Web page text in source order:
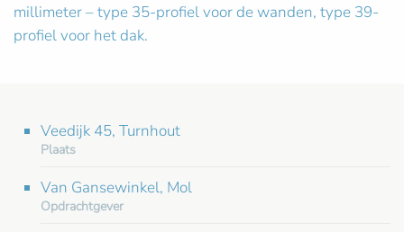
millimeter – type 35-profiel voor de wanden, type 39-
profiel voor het dak.
Veedijk 45, Turnhout
Plaats
Van Gansewinkel, Mol
Opdrachtgever